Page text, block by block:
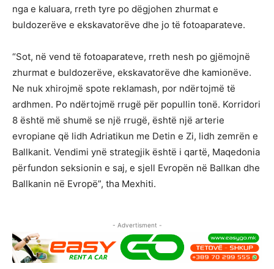
nga e kaluara, rreth tyre po dëgjohen zhurmat e
buldozerëve e ekskavatorëve dhe jo të fotoaparateve.
“Sot, në vend të fotoaparateve, rreth nesh po gjëmojnë
zhurmat e buldozerëve, ekskavatorëve dhe kamionëve.
Ne nuk xhirojmë spote reklamash, por ndërtojmë të
ardhmen. Po ndërtojmë rrugë për popullin tonë. Korridori
8 është më shumë se një rrugë, është një arterie
evropiane që lidh Adriatikun me Detin e Zi, lidh zemrën e
Ballkanit. Vendimi ynë strategjik është i qartë, Maqedonia
përfundon seksionin e saj, e sjell Evropën në Ballkan dhe
Ballkanin në Evropë”, tha Mexhiti.
- Advertisment -